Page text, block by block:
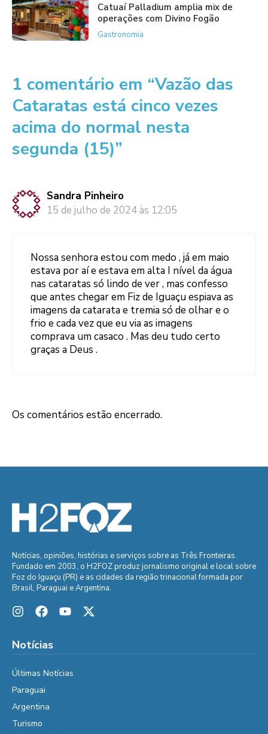
Catuaí Palladium amplia mix de
operações com Divino Fogão
Gastronomia
1 comentário em “Vazão das
Cataratas está cinco vezes
acima do normal nesta
segunda (15)”
Sandra Pinheiro
15 de julho de 2024 às 12:05
Nossa senhora estou com medo , já em maio
estava por aí e estava em alta I nível da água
nas cataratas só lindo de ver , mas confesso
que antes chegar em Fiz de Iguaçu espiava as
imagens da catarata e tremia só de olhar e o
frio e cada vez que eu via as imagens
comprava um casaco . Mas deu tudo certo
graças a Deus .
Os comentários estão encerrado.
Notícias, opiniões, histórias e serviços sobre as Três Fronteiras.
Fundado em 2003, o H2FOZ produz jornalismo original e local sobre
Foz do Iguaçu (PR) e as cidades da região trinacional formada por
Brasil, Paraguai e Argentina.
Notícias
Últimas Notícias
Paraguai
Argentina
Turismo